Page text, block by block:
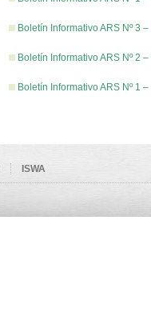
Boletín Informativo ARS Nº 3
Boletín Informativo ARS Nº 2
Boletín Informativo ARS Nº 1
ISWA